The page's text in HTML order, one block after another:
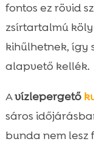
fontos ez rövid
zsírtartalmú
kihűlhetnek, így
alapvető kellék.
Avízlepergető
sáros
bunda nem lesz